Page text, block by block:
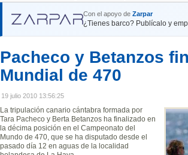
Con el apoyo de Zarpar
¿Tienes barco? Publícalo y
Pacheco y Betanzos
Mundial de 470
19 julio 2010 13:56:25
La tripulación canario cántabra formada por
Tara Pacheco y Berta Betanzos ha finalizado en
la décima posición en el Campeonato del
Mundo de 470, que se ha disputado desde el
pasado día 12 en aguas de la localidad